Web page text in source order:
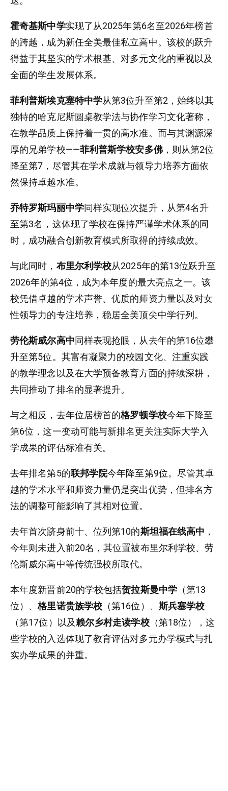
霍奇基斯中学实现了从2025年第6名至2026年榜首
的跨越，成为新任全美最佳私立高中。该校的跃升
得益于其坚实的学术根基、对多元文化的重视以及
全面的学生发展体系。
菲利普斯埃克塞特中学从第3位升至第2，始终以其
独特的哈克尼斯圆桌教学法与协作学习文化著称，
在教学品质上保持着一贯的高水准。而与其渊源深
厚的兄弟学校——菲利普斯学校安多佛，则从第2位
降至第7，尽管其在学术成就与领导力培养方面依
然保持卓越水准。
乔特罗斯玛丽中学同样实现位次提升，从第4名升
至第3名，这体现了学校在保持严谨学术体系的同
时，成功融合创新教育模式所取得的持续成效。
与此同时， 布里尔利学校从2025年的第13位跃升至
2026年的第4位，成为本年度的最大亮点之一。该
校凭借卓越的学术声誉、优质的师资力量以及对女
性领导力的专注培养，稳居全美顶尖中学行列。
劳伦斯威尔高中同样表现抢眼，从去年的第16位攀
升至第5位。其富有凝聚力的校园文化、注重实践
的教学理念以及在大学预备教育方面的持续深耕，
共同推动了排名的显著提升。
与之相反，去年位居榜首的格罗顿学校今年下降至
第6位，这一变动可能与新排名更关注实际大学入
学成果的评估标准有关。
去年排名第5的联邦学院今年降至第9位。尽管其卓
越的学术水平和师资力量仍是突出优势，但排名方
法的调整可能影响了其相对位置。
去年首次跻身前十、位列第10的斯坦福在线高中 ，
今年则未进入前20名，其位置被布里尔利学校、劳
伦斯威尔高中等传统强校所取代。
本年度新晋前20的学校包括贺拉斯曼中学（第13
位）、格里诺贵族学校 （第16位）、 斯兵塞学校
（第17位）以及赖尔乡村走读学校（第18位），这
些学校的入选体现了教育评估对多元办学模式与扎
实办学成果的并重。